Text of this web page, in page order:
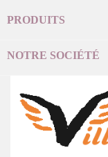
PRODUITS
NOTRE SOCIÉTÉ